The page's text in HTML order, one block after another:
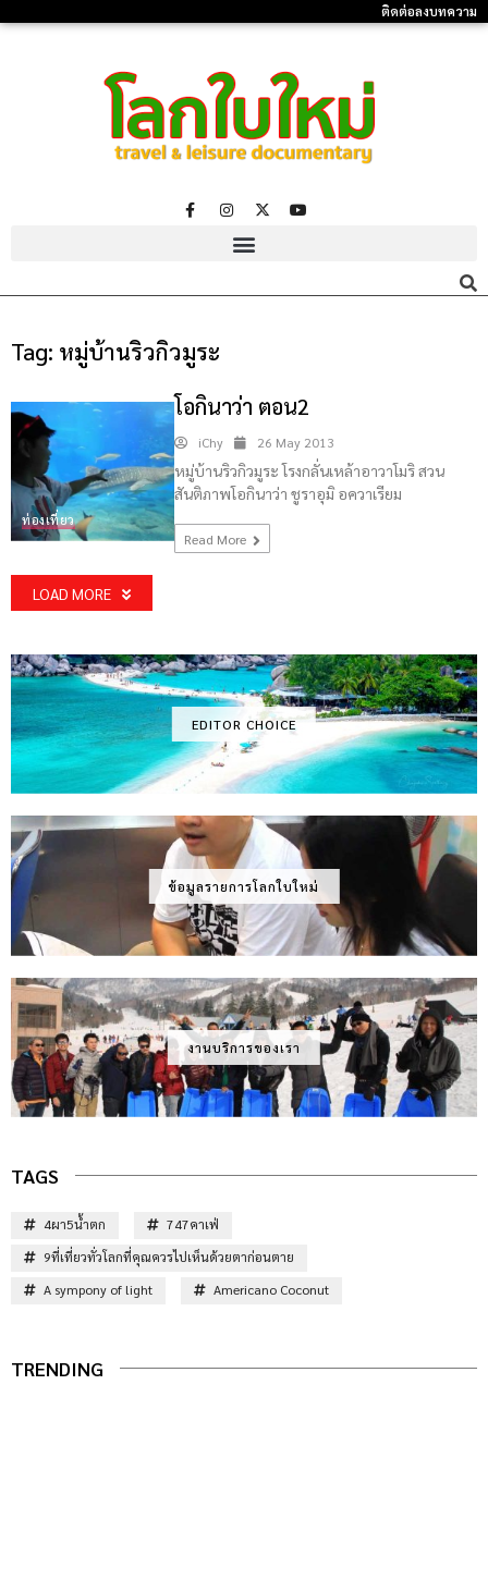
ติดต่อลงบทความ
Tag: หมู่บ้านริวกิวมูระ
ท่องเที่ยว
โอกินาว่า ตอน2
iChy 26 May 2013
หมู่บ้านริวกิวมูระ โรงกลั่นเหล้าอาวาโมริ สวน
สันติภาพโอกินาว่า ชูราอุมิ อควาเรียม
Read More
LOAD MORE
EDITOR CHOICE
ข้อมูลรายการโลกใบใหม่
งานบริการของเรา
TAGS
4ผา5น้ำตก
747คาเฟ่
9ที่เที่ยวทั่วโลกที่คุณควรไปเห็นด้วยตาก่อนตาย
A sympony of light
Americano Coconut
TRENDING